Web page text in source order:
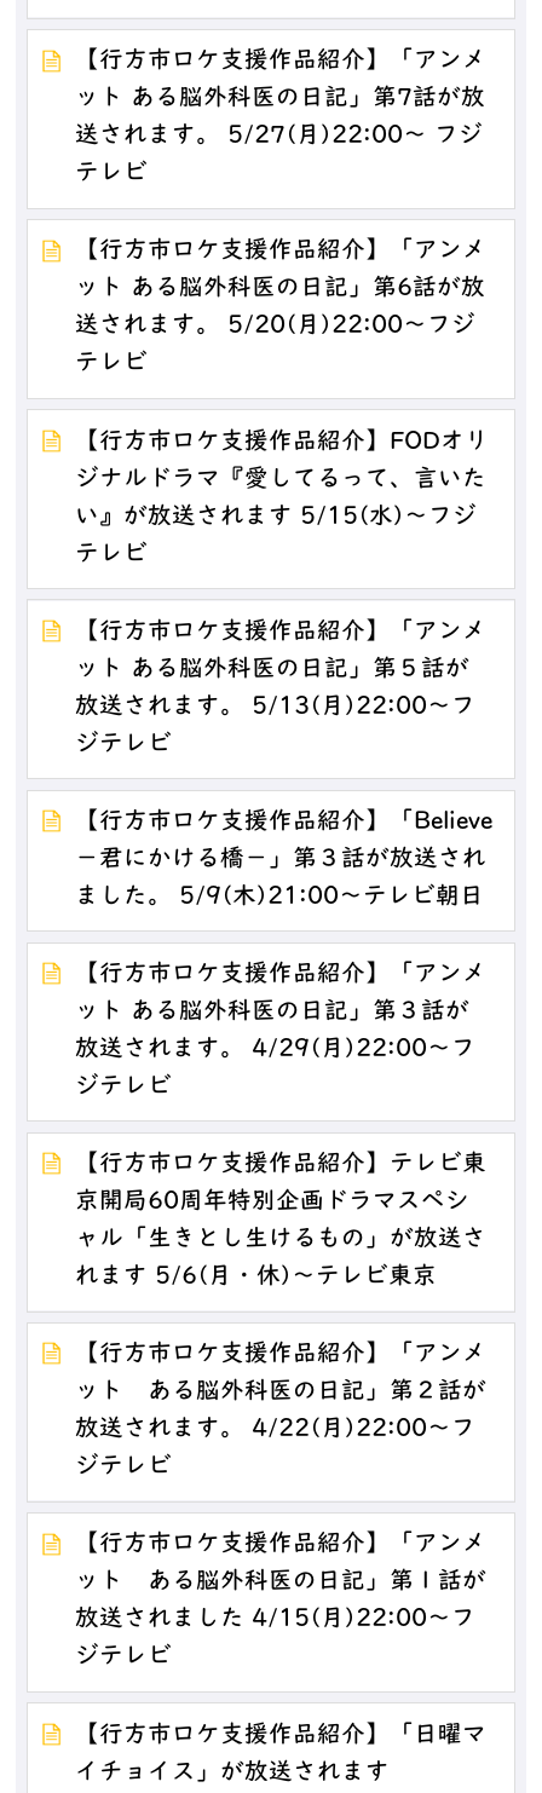
【行方市ロケ支援作品紹介】「アンメ
ット ある脳外科医の日記」第7話が放
送されます。 5/27(月)22:00～ フジ
テレビ
【行方市ロケ支援作品紹介】「アンメ
ット ある脳外科医の日記」第6話が放
送されます。 5/20(月)22:00～フジ
テレビ
【行方市ロケ支援作品紹介】FODオリ
ジナルドラマ『愛してるって、言いた
い』が放送されます 5/15(水)～フジ
テレビ
【行方市ロケ支援作品紹介】「アンメ
ット ある脳外科医の日記」第５話が
放送されます。 5/13(月)22:00～フ
ジテレビ
【行方市ロケ支援作品紹介】「Believe
－君にかける橋－」第３話が放送され
ました。 5/9(木)21:00～テレビ朝日
【行方市ロケ支援作品紹介】「アンメ
ット ある脳外科医の日記」第３話が
放送されます。 4/29(月)22:00～フ
ジテレビ
【行方市ロケ支援作品紹介】テレビ東
京開局60周年特別企画ドラマスペシ
ャル「生きとし生けるもの」が放送さ
れます 5/6(月・休)～テレビ東京
【行方市ロケ支援作品紹介】「アンメ
ット ある脳外科医の日記」第２話が
放送されます。 4/22(月)22:00～フ
ジテレビ
【行方市ロケ支援作品紹介】「アンメ
ット ある脳外科医の日記」第１話が
放送されました 4/15(月)22:00～フ
ジテレビ
【行方市ロケ支援作品紹介】「日曜マ
イチョイス」が放送されます